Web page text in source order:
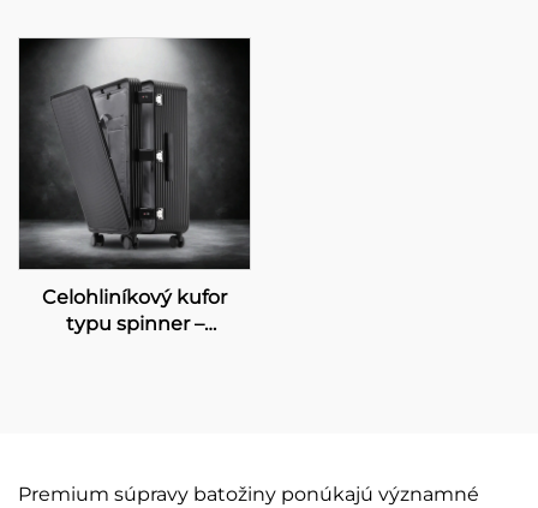
dizajnom z PC materiálu
kufor na cestovanie s
rozmerom 28 palcov,
odolný proti pádu, s
uzamknutím TSA a
koženou rukoväťou
Celohliníkový kufor
typu spinner –
Premium súpravy batožiny ponúkajú významné